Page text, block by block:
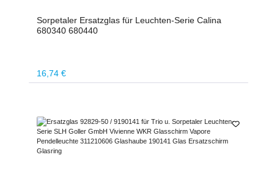
Sorpetaler Ersatzglas für Leuchten-Serie Calina
680340 680440
Regulärer Preis:
16,74 €